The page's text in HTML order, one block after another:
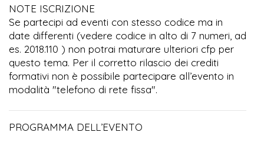
NOTE ISCRIZIONE
Se partecipi ad eventi con stesso codice ma in
date differenti (vedere codice in alto di 7 numeri, ad
es. 2018.110 ) non potrai maturare ulteriori cfp per
questo tema. Per il corretto rilascio dei crediti
formativi non è possibile partecipare all’evento in
modalità "telefono di rete fissa".
PROGRAMMA DELL’EVENTO